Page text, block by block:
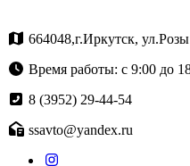
664048,г.Иркутск,
Время работы: с 9:00 до
8 (3952) 29-44-54
ssavto@yandex.ru